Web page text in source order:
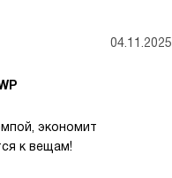
04.11.2025
экономит
к вещам!